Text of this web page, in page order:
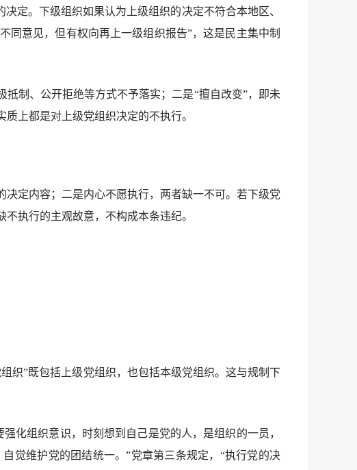
定。下级组织如果认为上级组织的决定不符合本地区、
意见，但有权向再上一级组织报告”，这是民主集中制
制、公开拒绝等方式不予落实；二是“擅自改变”，即未
上都是对上级党组织决定的不执行。
定内容；二是内心不愿执行，两者缺一不可。若下级党
执行的主观故意，不构成本条违纪。
”既包括上级党组织，也包括本级党组织。这与规制下
组织意识，时刻想到自己是党的人，是组织的一员，
觉维护党的团结统一。”党章第三条规定，“执行党的决